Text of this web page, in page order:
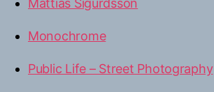
Mattias Sigurdsson
Monochrome
Public Life – Street Photography